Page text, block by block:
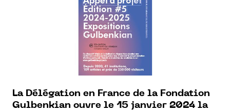
La Délégation en France de la Fondation
Gulbenkian ouvre le 15 janvier 2024 la